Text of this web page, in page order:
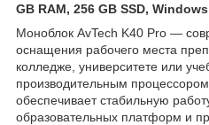
GB RAM, 256 GB SSD,
Моноблок AvTech K40 Pro —
оснащения рабочего места
колледже, университете или
производительным
обеспечивает стабильную
образовательных платформ и